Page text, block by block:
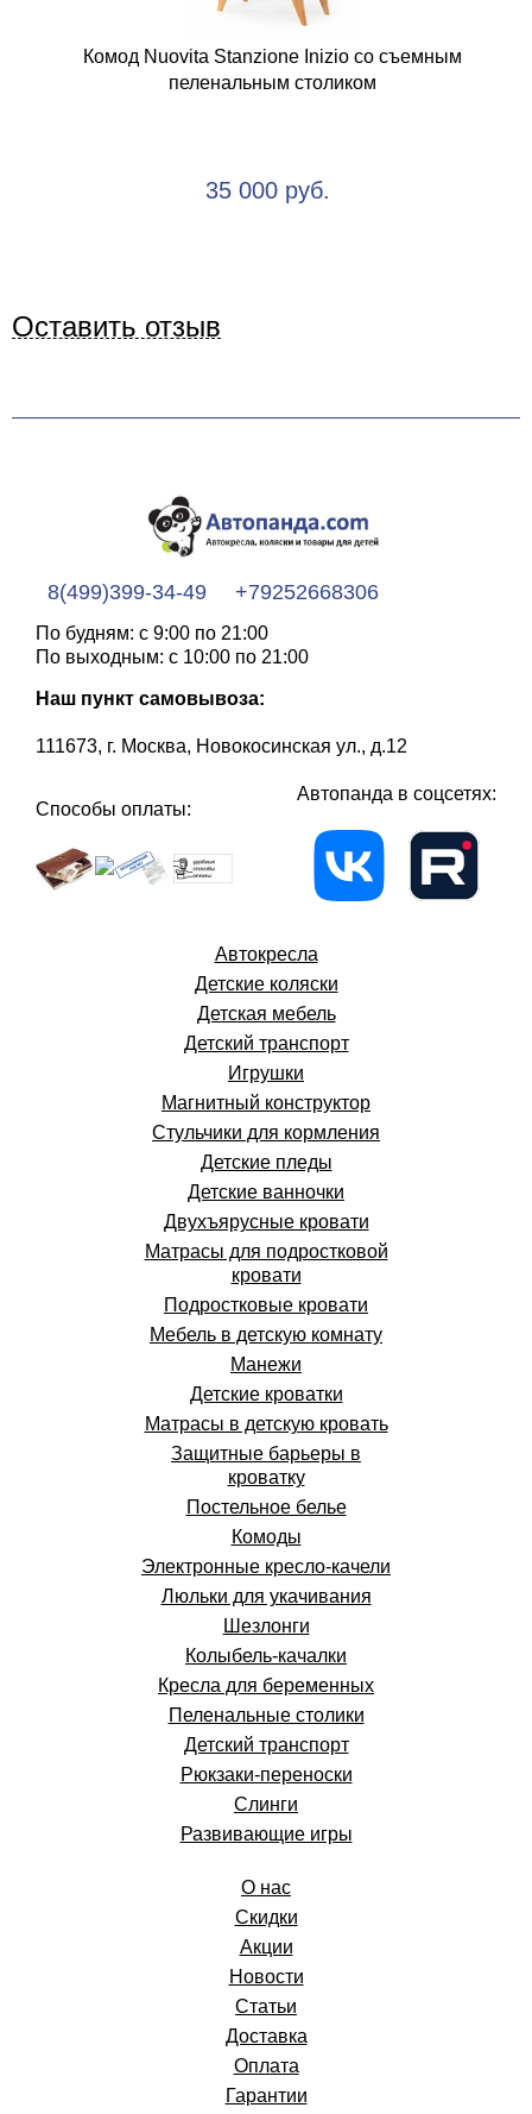
Комод Nuovita Stanzione Inizio со съемным
пеленальным столиком
35 000 руб.
Оставить отзыв
8(499)399-34-49 +79252668306
По будням: с 9:00 по 21:00
По выходным: с 10:00 по 21:00
Наш пункт самовывоза:
111673, г. Москва, Новокосинская ул., д.12
Способы оплаты:
Автопанда в соцсетях:
Автокресла
Детские коляски
Детская мебель
Детский транспорт
Игрушки
Магнитный конструктор
Стульчики для кормления
Детские пледы
Детские ванночки
Двухъярусные кровати
Матрасы для подростковой
кровати
Подростковые кровати
Мебель в детскую комнату
Манежи
Детские кроватки
Матрасы в детскую кровать
Защитные барьеры в
кроватку
Постельное белье
Комоды
Электронные кресло-качели
Люльки для укачивания
Шезлонги
Колыбель-качалки
Кресла для беременных
Пеленальные столики
Детский транспорт
Рюкзаки-переноски
Слинги
Развивающие игры
О нас
Скидки
Акции
Новости
Статьи
Доставка
Оплата
Гарантии